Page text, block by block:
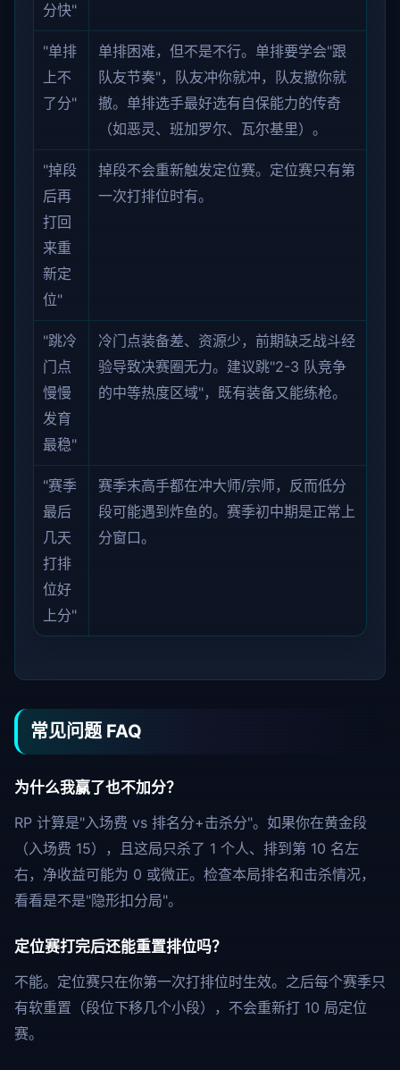
分快"
"单排
上不
了分"
单排困难，但不是不行。单排要学会"跟
队友节奏"，队友冲你就冲，队友撤你就
撤。单排选手最好选有自保能力的传奇
（如恶灵、班加罗尔、瓦尔基里）。
"掉段
后再
打回
来重
新定
位"
掉段不会重新触发定位赛。定位赛只有第
一次打排位时有。
"跳冷
门点
慢慢
发育
最稳"
冷门点装备差、资源少，前期缺乏战斗经
验导致决赛圈无力。建议跳"2-3 队竞争
的中等热度区域"，既有装备又能练枪。
"赛季
最后
几天
打排
位好
上分"
赛季末高手都在冲大师/宗师，反而低分
段可能遇到炸鱼的。赛季初中期是正常上
分窗口。
常见问题 FAQ
为什么我赢了也不加分？
RP 计算是"入场费 vs 排名分+击杀分"。如果你在黄金段
（入场费 15），且这局只杀了 1 个人、排到第 10 名左
右，净收益可能为 0 或微正。检查本局排名和击杀情况，
看看是不是"隐形扣分局"。
定位赛打完后还能重置排位吗？
不能。定位赛只在你第一次打排位时生效。之后每个赛季只
有软重置（段位下移几个小段），不会重新打 10 局定位
赛。